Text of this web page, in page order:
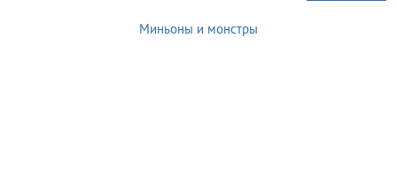
Миньоны и монстры